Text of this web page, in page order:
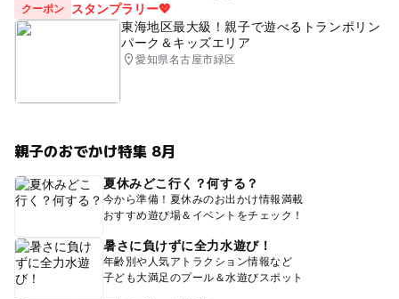
クーポン
スタンプラリー💖
東海地区最大級！親子で遊べるトランポリン
パーク＆キッズエリア
愛知県名古屋市緑区
親子のおでかけ特集 8月
夏休みどこ行く？何する？
今から準備！夏休みのお出かけ情報満載
おすすめ遊び場＆イベントをチェック！
暑さに負けずに全力水遊び！
年齢別や人気アトラクション情報など
子ども大満足のプール＆水遊びスポット